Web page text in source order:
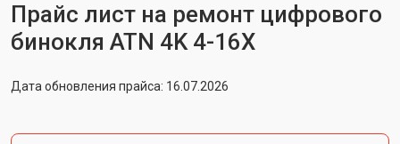
Прайс лист на ремонт цифрового
бинокля ATN 4K 4-16X
Дата обновления прайса: 16.07.2026